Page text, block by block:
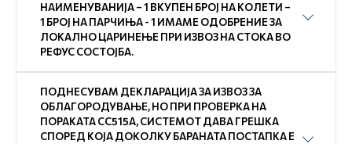
НАИМЕНУВАНИЈА – 1 ВКУПЕН БРОЈ НА КОЛЕТИ –
1 БРОЈ НА ПАРЧИЊА - 1 ИМАМЕ ОДОБРЕНИЕ ЗА
ЛОКАЛНО ЦАРИНЕЊЕ ПРИ ИЗВОЗ НА СТОКА ВО
РЕФУС СОСТОЈБА.
ПОДНЕСУВАМ ДЕКЛАРАЦИЈА ЗА ИЗВОЗ ЗА
ОБЛАГОРОДУВАЊЕ, НО ПРИ ПРОВЕРКА НА
ПОРАКАТА СС515А, СИСТЕМОТ ДАВА ГРЕШКА
СПОРЕД КОЈА ДОКОЛКУ БАРАНАТА ПОСТАПКА Е